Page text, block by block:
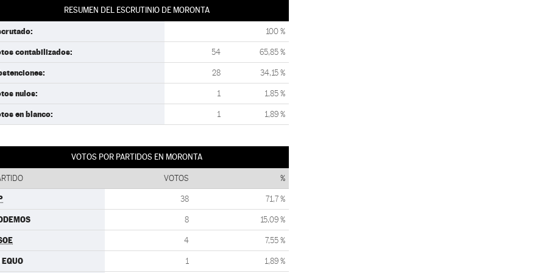
RESUMEN DEL ESCRUTINIO DE MORONTA
100 %
contabilizados: 54 65,85 %
28 34,15 %
nulos: 1 1,85 %
en blanco: 1 1,89 %
VOTOS POR PARTIDOS EN MORONTA
VOTOS %
38 71,7 %
8 15,09 %
4 7,55 %
1 1,89 %